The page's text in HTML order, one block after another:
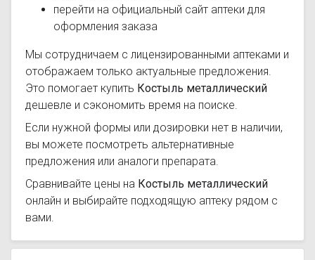
перейти на официальный сайт аптеки для
оформления заказа
Мы сотрудничаем с лицензированными аптеками и
отображаем только актуальные предложения.
Это помогает купить Костыль металлический
дешевле и сэкономить время на поиске.
Если нужной формы или дозировки нет в наличии,
вы можете посмотреть альтернативные
предложения или аналоги препарата.
Сравнивайте цены на Костыль металлический
онлайн и выбирайте подходящую аптеку рядом с
вами.